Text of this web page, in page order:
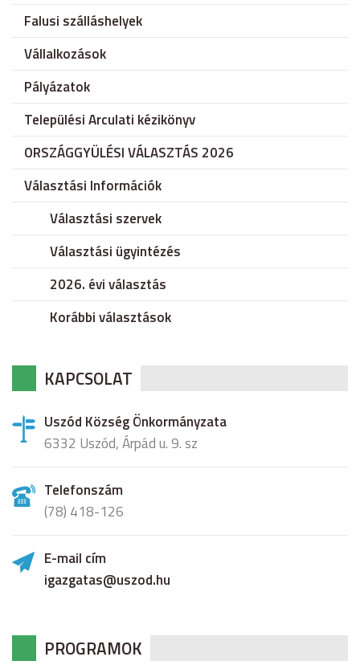
Falusi szálláshelyek
Vállalkozások
Pályázatok
Települési Arculati kézikönyv
ORSZÁGGYÜLÉSI VÁLASZTÁS 2026
Választási Információk
Választási szervek
Választási ügyintézés
2026. évi választás
Korábbi választások
KAPCSOLAT
Uszód Község Önkormányzata
6332 Uszód, Árpád u. 9. sz
Telefonszám
(78) 418-126
E-mail cím
igazgatas@uszod.hu
PROGRAMOK